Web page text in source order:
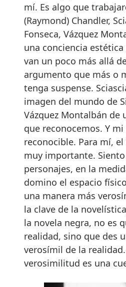
mí. Es algo que
(Raymond) Chandler,
Fonseca, Vázquez
una conciencia
van un poco más allá
argumento que más o
tenga suspense.
imagen del mundo de
Vázquez Montalbán de
que reconocemos. Y mi
reconocible. Para mí,
muy importante.
personajes, en la
domino el espacio
una manera más
la clave de la
la novela negra, no es
realidad, sino que des
verosímil de la realidad.
verosimilitud es una